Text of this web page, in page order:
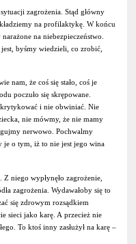
zagrożenia. Stąd główny
na profilaktykę. W końcu
na niebezpieczeństwo.
byśmy wiedzieli, co zrobić,
nam, że coś się stało, coś je
poczuło się skrępowane.
krytykować i nie obwiniać. Nie
nie mówmy, że nie mamy
nerwowo. Pochwalmy
je o tym, iż to nie jest jego wina
niego wypłynęło zagrożenie,
zagrożenia. Wydawałoby się to
się zdrowym rozsądkiem
sieci jako karę. A przecież nie
To ktoś inny zasłużył na karę –